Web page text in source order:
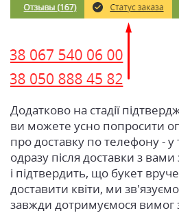
Додатково на стадії
ви можете усно попросити
про доставку по телефону -
одразу після доставки з
і підтвердить, що букет
доставити квіти, ми
завжди дотримуємося вимог